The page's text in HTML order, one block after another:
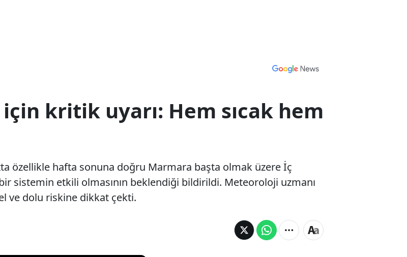
kritik uyarı: Hem sıcak hem
özellikle hafta sonuna doğru Marmara başta olmak üzere İç
sistemin etkili olmasının beklendiği bildirildi. Meteoroloji uzmanı
ve dolu riskine dikkat çekti.